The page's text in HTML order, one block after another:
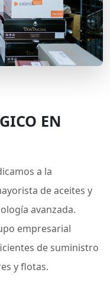
EN
a la
de aceites y
avanzada.
empresarial
de suministro
y flotas.